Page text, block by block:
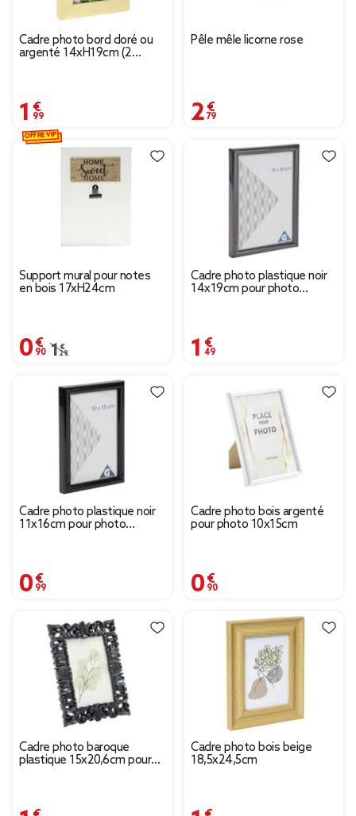
Cadre photo bord doré ou
argenté 14xH19cm (2
1,99 €
Pêle mêle licorne rose
2,79 €
Support mural pour notes
en bois 17xH24cm
0,90 €
Prix remisé de 1,29 € à 0,90 €
1,29 €
OFFRE VIP
Cadre photo plastique noir
14x19cm pour photo
1,49 €
Cadre photo plastique noir
11x16cm pour photo
0,99 €
Cadre photo bois argenté
pour photo 10x15cm
0,90 €
Cadre photo baroque
plastique 15x20,6cm pour
1,12 €
Cadre photo bois beige
18,5x24,5cm
1,85 €